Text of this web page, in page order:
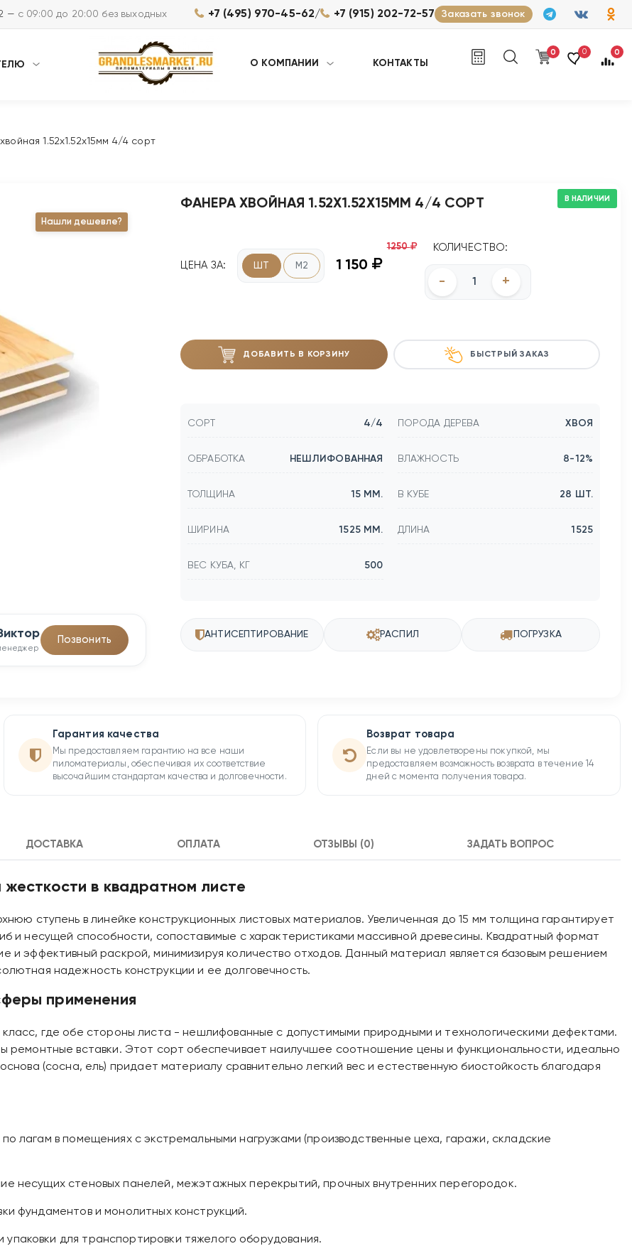
— с 09:00 до 20:00 без выходных +7 (495) 970-45-62/ +7 (915) 202-72-57 Заказать звонок
О КОМПАНИИ КОНТАКТЫ
0 0 0
1.52х1.52х15мм 4/4 сорт
Нашли дешевле?
В НАЛИЧИИ
Позвонить
ФАНЕРА ХВОЙНАЯ 1.52Х1.52Х15ММ 4/4 СОРТ
ЦЕНА ЗА: ШТ М2 1 150
1250 КОЛИЧЕСТВО:
- +
ДОБАВИТЬ В КОРЗИНУ БЫСТРЫЙ ЗАКАЗ
СОРТ 4/4 ПОРОДА ДЕРЕВА ХВОЯ
ОБРАБОТКА НЕШЛИФОВАННАЯ ВЛАЖНОСТЬ 8-12%
ТОЛЩИНА 15 ММ. В КУБЕ 28 ШТ.
ШИРИНА 1525 ММ. ДЛИНА 1525
ВЕС КУБА, КГ 500
АНТИСЕПТИРОВАНИЕ РАСПИЛ ПОГРУЗКА
Гарантия качества
Мы предоставляем гарантию на все наши
пиломатериалы, обеспечивая их соответствие
высочайшим стандартам качества и долговечности.
Возврат товара
Если вы не удовлетворены покупкой, мы
предоставляем возможность возврата в течение 14
дней с момента получения товара.
ДОСТАВКА ОПЛАТА ОТЗЫВЫ (0) ЗАДАТЬ ВОПРОС
жесткости в квадратном листе
ступень в линейке конструкционных листовых материалов. Увеличенная до 15 мм толщина гарантирует
и несущей способности, сопоставимые с характеристиками массивной древесины. Квадратный формат
и эффективный раскрой, минимизируя количество отходов. Данный материал является базовым решением
надежность конструкции и ее долговечность.
применения
где обе стороны листа - нешлифованные с допустимыми природными и технологическими дефектами.
ремонтные вставки. Этот сорт обеспечивает наилучшее соотношение цены и функциональности, идеально
(сосна, ель) придает материалу сравнительно легкий вес и естественную биостойкость благодаря
лагам в помещениях с экстремальными нагрузками (производственные цеха, гаражи, складские
несущих стеновых панелей, межэтажных перекрытий, прочных внутренних перегородок.
фундаментов и монолитных конструкций.
для транспортировки тяжелого оборудования.